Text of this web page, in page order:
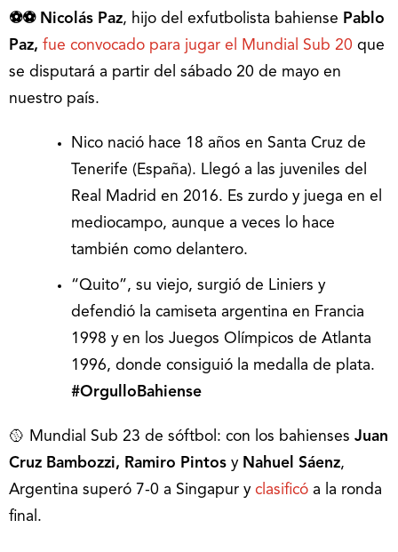
⚽⚽ Nicolás Paz, hijo del exfutbolista bahiense Pablo
Paz, fue convocado para jugar el Mundial Sub 20 que
se disputará a partir del sábado 20 de mayo en
nuestro país.
Nico nació hace 18 años en Santa Cruz de
Tenerife (España). Llegó a las juveniles del
Real Madrid en 2016. Es zurdo y juega en el
mediocampo, aunque a veces lo hace
también como delantero.
“Quito”, su viejo, surgió de Liniers y
defendió la camiseta argentina en Francia
1998 y en los Juegos Olímpicos de Atlanta
1996, donde consiguió la medalla de plata.
#OrgulloBahiense
🥎 Mundial Sub 23 de sóftbol: con los bahienses Juan
Cruz Bambozzi, Ramiro Pintos y Nahuel Sáenz,
Argentina superó 7-0 a Singapur y clasificó a la ronda
final.